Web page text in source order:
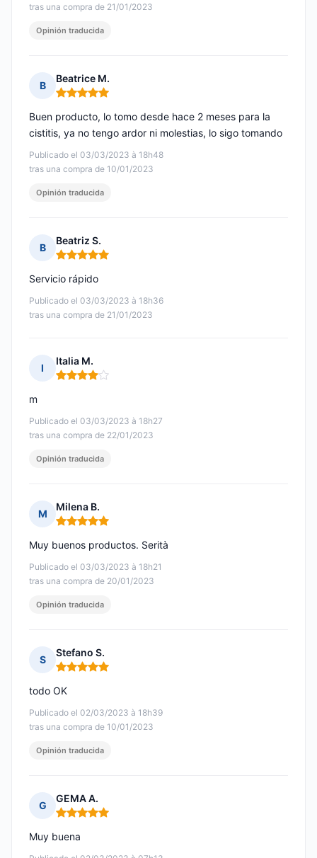
tras una compra de 21/01/2023
Opinión traducida
B
Beatrice M.
Nota: 5 de 5
Publicado el 03/03/2023 à 18h48
tras una compra de 10/01/2023
Buen producto, lo tomo desde hace 2 meses para la
cistitis, ya no tengo ardor ni molestias, lo sigo tomando
Opinión traducida
B
Beatriz S.
Nota: 5 de 5
Publicado el 03/03/2023 à 18h36
tras una compra de 21/01/2023
Servicio rápido
I
Italia M.
Nota: 4 de 5
Publicado el 03/03/2023 à 18h27
tras una compra de 22/01/2023
m
Opinión traducida
M
Milena B.
Nota: 5 de 5
Publicado el 03/03/2023 à 18h21
tras una compra de 20/01/2023
Muy buenos productos. Serità
Opinión traducida
S
Stefano S.
Nota: 5 de 5
Publicado el 02/03/2023 à 18h39
tras una compra de 10/01/2023
todo OK
Opinión traducida
G
GEMA A.
Nota: 5 de 5
Muy buena